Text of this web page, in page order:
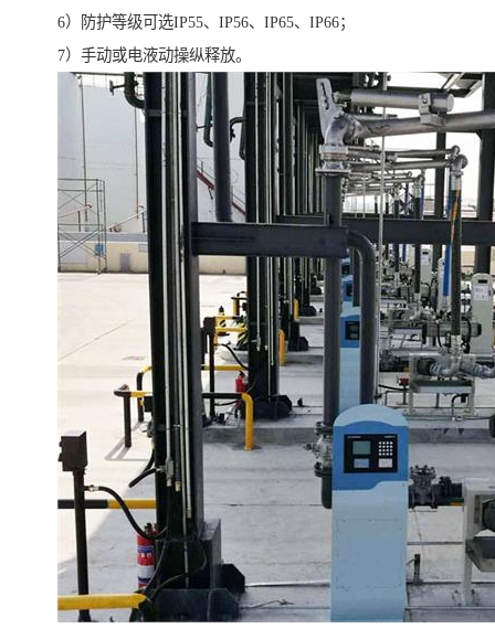
6）防护等级可选IP55、IP56、IP65、IP66；
7）手动或电液动操纵释放。